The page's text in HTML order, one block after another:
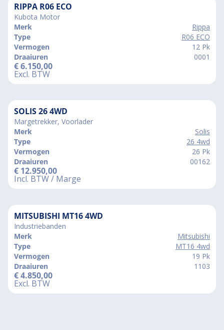
RIPPA R06 ECO
Kubota Motor
Merk
Rippa
Type
R06 ECO
Vermogen
12 Pk
Draaiuren
0001
€6.150,00
Excl. BTW
SOLIS 26 4WD
Margetrekker, Voorlader
Merk
Solis
Type
26 4wd
Vermogen
26 Pk
Draaiuren
00162
€ 12.950,00
Incl. BTW / Marge
MITSUBISHI MT16 4WD
Industriebanden
Merk
Mitsubishi
Type
MT16 4wd
Vermogen
19 Pk
Draaiuren
1103
€4.850,00
Excl. BTW